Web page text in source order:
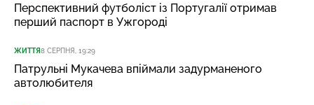
Перспективний футболіст із Португалії отримав
перший паспорт в Ужгороді
ЖИТТЯ8 СЕРПНЯ, 19:29
Патрульні Мукачева впіймали задурманеного
автолюбителя